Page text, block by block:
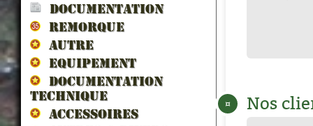
DOCUMENTATION
REMORQUE
AUTRE
EQUIPEMENT
DOCUMENTATION
TECHNIQUE
ACCESSOIRES
¤ Nos